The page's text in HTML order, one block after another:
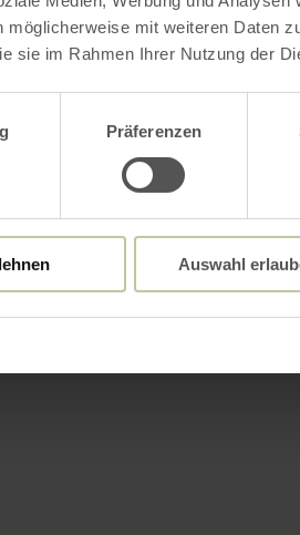
möglicherweise mit weiteren Daten
sie im Rahmen Ihrer Nutzung der
Präferenzen
Auswahl
Weitere